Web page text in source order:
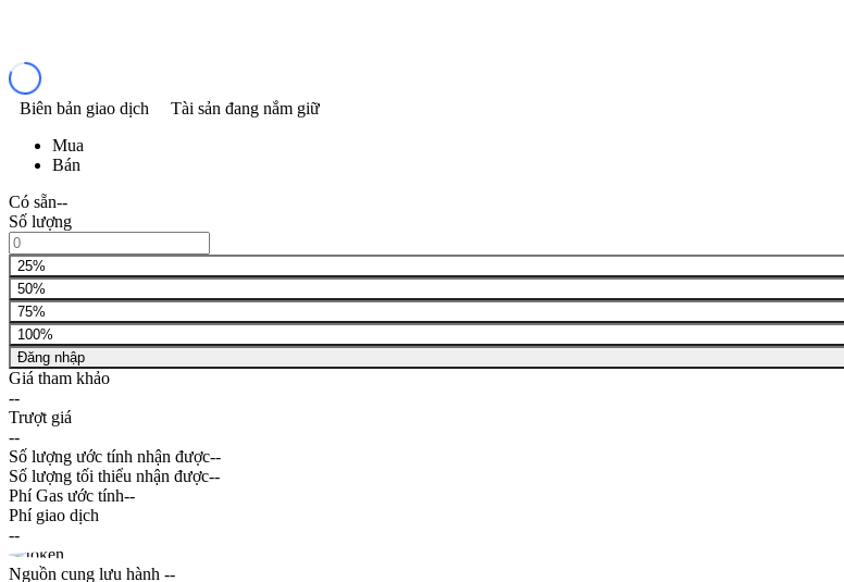
Biên bản giao dịch
Tài sản đang nắm giữ
Mua
Bán
Có sẵn--
Số lượng
25%
50%
75%
100%
Đăng nhập
Giá tham khảo
--
Trượt giá
--
Số lượng ước tính nhận được--
Số lượng tối thiểu nhận được--
Phí Gas ước tính--
Phí giao dịch
--
Nguồn cung lưu hành --